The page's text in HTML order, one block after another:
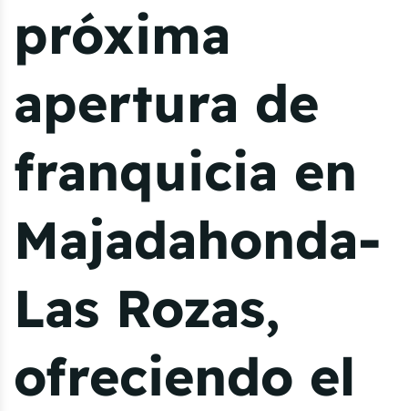
próxima
apertura de
franquicia en
Majadahonda-
Las Rozas,
ofreciendo el